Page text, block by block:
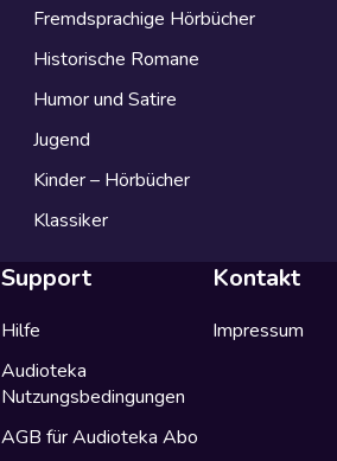
Fremdsprachige Hörbücher
Historische Romane
Humor und Satire
Jugend
Kinder – Hörbücher
Klassiker
Support
Hilfe
Audioteka
Nutzungsbedingungen
AGB für Audioteka Abo
Kontakt
Impressum